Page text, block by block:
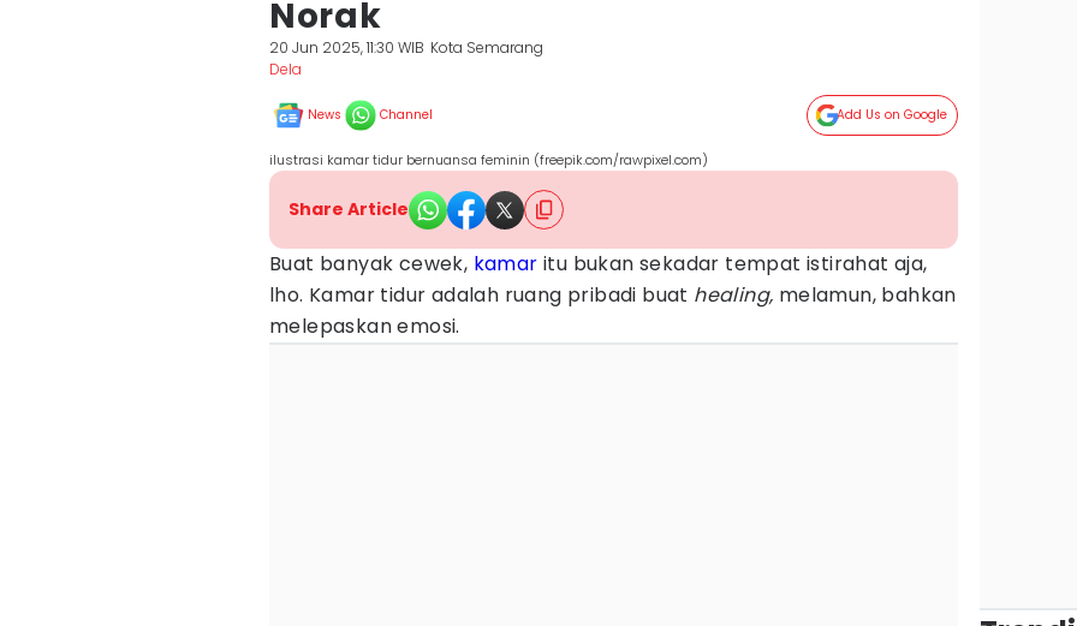
Norak
20 Jun 2025, 11:30 WIB Kota Semarang
Dela ‎
News Channel Add Us on Google
ilustrasi kamar tidur bernuansa feminin (freepik.com/rawpixel.com)
Share Article
Buat banyak cewek, kamar itu bukan sekadar tempat istirahat aja,
lho. Kamar tidur adalah ruang pribadi buat healing, melamun, bahkan
melepaskan emosi.